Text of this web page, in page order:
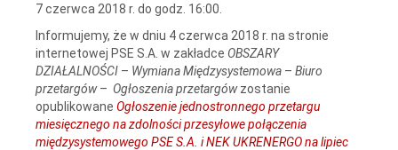
7 czerwca 2018 r. do godz. 16:00.
Informujemy, że w dniu 4 czerwca 2018 r. na stronie
internetowej PSE S.A. w zakładce OBSZARY
DZIAŁALNOŚCI – Wymiana Międzysystemowa – Biuro
przetargów– Ogłoszenia przetargówzostanie
opublikowane Ogłoszenie jednostronnego przetargu
miesięcznego na zdolności przesyłowe połączenia
międzysystemowego PSE S.A. i NEK UKRENERGO na lipiec